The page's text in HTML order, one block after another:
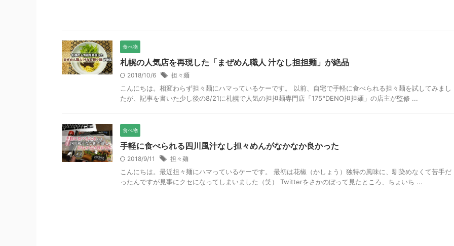
食べ物
札幌の人気店を再現した「まぜめん職人 汁なし担担麺」が絶品
2018/10/6 担々麺
こんにちは。相変わらず担々麺にハマっているケーです。 以前、自宅で手軽に食べられる担々麺を試してみまし
たが、記事を書いた少し後の8/21に札幌で人気の担担麺専門店「175°DENO担担麺」の店主が監修 ...
食べ物
手軽に食べられる四川風汁なし担々めんがなかなか良かった
2018/9/11 担々麺
こんにちは。最近担々麺にハマっているケーです。 最初は花椒（かしょう）独特の風味に、馴染めなくて苦手だ
ったんですが見事にクセになってしまいました（笑） Twitterをさかのぼって見たところ、ちょいち ...